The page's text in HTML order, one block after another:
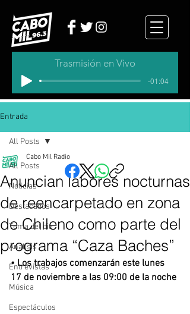
Trasmisión en Vivo
-01:04
Entrada
All Posts
Noticias
Destacados
Tema del dia
Analisis
Entrevistas
Música
Espectáculos
All Posts
Anuncian labores nocturnas
de reencarpetado en zona
de Chileno como parte del
programa “Caza Baches”
Cabo Mil Radio
• Los trabajos comenzarán este lunes
17 de noviembre a las 09:00 de la noche